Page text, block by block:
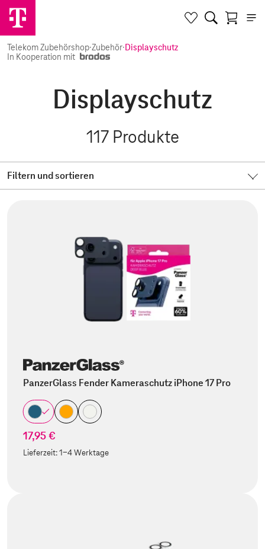
Telekom Zubehörshop·Zubehör·Displayschutz
In Kooperation mit
Displayschutz
117 Produkte
Filtern und sortieren
PanzerGlass Fender Kameraschutz iPhone 17 Pro
17,95 €
Lieferzeit:1-4 Werktage